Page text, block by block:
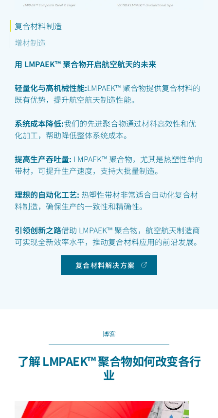
复合材料制造
增材制造
用 LMPAEK™ 聚合物开启航空航天的未来
轻量化与高机械性能:LMPAEK™ 聚合物提供复合材料的
既有优势，提升航空航天制造性能。
系统成本降低:我们的先进聚合物通过材料高效性和优
化加工，帮助降低整体系统成本。
提高生产吞吐量: LMPAEK™ 聚合物，尤其是热塑性单向
带材，可提升生产速度，支持大批量制造。
理想的自动化工艺: 热塑性带材非常适合自动化复合材
料制造，确保生产的一致性和精确性。
引领创新之路借助 LMPAEK™ 聚合物，航空航天制造商
可实现全新效率水平，推动复合材料应用的前沿发展。
复合材料解决方案
博客
了解 LMPAEK™ 聚合物如何改变各行
业